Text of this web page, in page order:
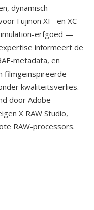
dynamisch-
Fujinon XF- en XC-
erfgoed —
informeert de
metadata, en
filmgeinspireerde
kwaliteitsverlies.
door Adobe
X RAW Studio,
RAW-processors.